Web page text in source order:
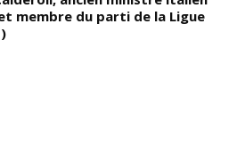
membre du parti de la Ligue